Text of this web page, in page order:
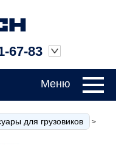
67-83
Меню
для грузовиков >